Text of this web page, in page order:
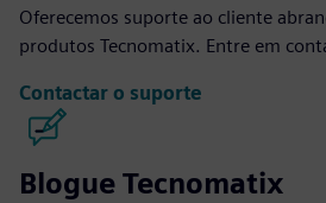
Oferecemos suporte ao cliente
produtos Tecnomatix. Entre em
Contactar o suporte
Blogue Tecnomatix